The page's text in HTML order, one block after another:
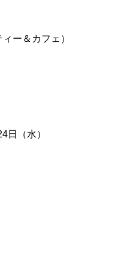
ー＆カフェ）
日（水）